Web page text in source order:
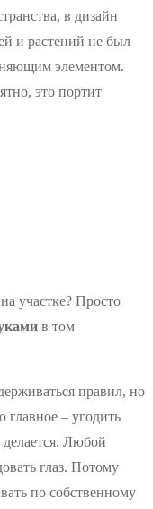
в дизайн
и растений не был
элементом.
это портит
участке? Просто
в том
правил, но
главное – угодить
делается. Любой
глаз. Потому
по собственному